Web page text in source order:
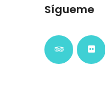
Sígueme